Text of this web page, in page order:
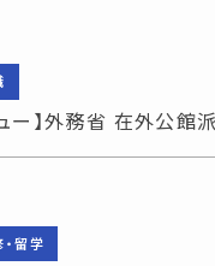
ー】外務省 在外公
留学